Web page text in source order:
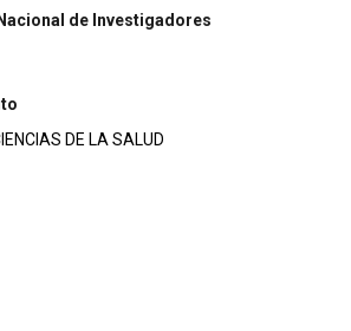
de Investigadores
Y CIENCIAS DE LA SALUD